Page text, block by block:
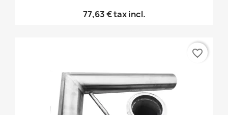
77,63 €tax incl.
favorite_border